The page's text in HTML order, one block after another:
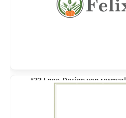
#33 Logo-Design von